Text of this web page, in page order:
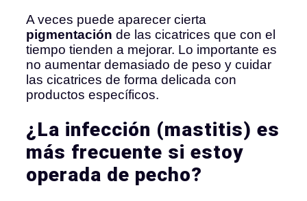
A veces puede aparecer cierta
pigmentación de las cicatrices que con el
tiempo tienden a mejorar. Lo importante es
no aumentar demasiado de peso y cuidar
las cicatrices de forma delicada con
productos específicos.
¿La infección (mastitis) es
más frecuente si estoy
operada de pecho?